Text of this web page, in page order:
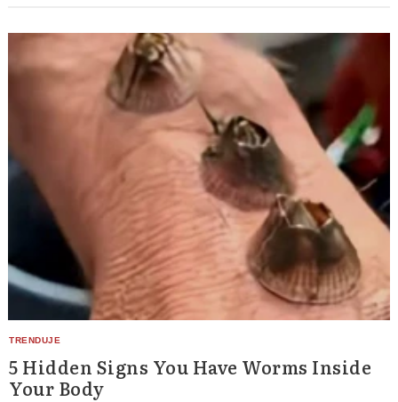
5 Hidden Signs You Have Worms Inside
Your Body